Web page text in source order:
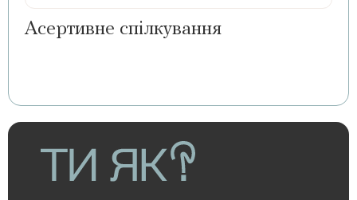
Асертивне спілкування